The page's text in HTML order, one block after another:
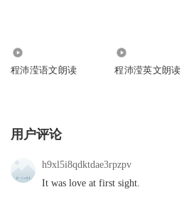
程沛滢语文朗读 程沛滢英文朗读
用户评论
h9xl5i8qdktdae3rpzpv
It was love at first sight.